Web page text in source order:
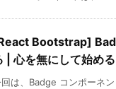
Bootstrap]
| 心を無にして始め
は、Badge コンポーネン